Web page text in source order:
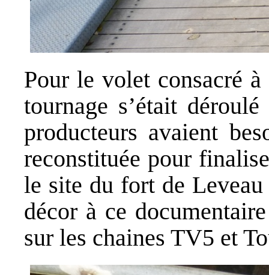
Pour le volet consacré
tournage s’était
producteurs avaient
reconstituée pour
le site du fort de
décor à ce
sur les chaines TV5 et